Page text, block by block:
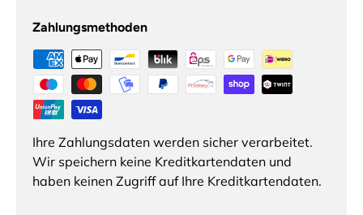
Zahlungsmethoden
Ihre Zahlungsdaten werden sicher verarbeitet.
Wir speichern keine Kreditkartendaten und
haben keinen Zugriff auf Ihre Kreditkartendaten.